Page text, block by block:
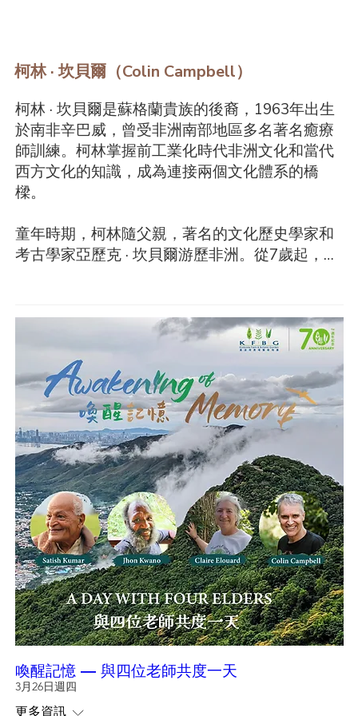
柯林 · 坎貝爾（Colin Campbell）
柯林 · 坎貝爾是蘇格蘭貴族的後裔，1963年出生
於南非辛巴威，曾受非洲南部地區多名著名癒療
師訓練。柯林掌握前工業化時代非洲文化和當代
西方文化的知識，成為連接兩個文化體系的橋
樑。
童年時期，柯林隨父親，著名的文化歷史學家和
考古學家亞歷克 · 坎貝爾游歷非洲。從7歲起，他
賦，因而收他為徒。透過嚴謹的儀式和訓練，柯
林體驗並融會了傳統非洲知識的遠古智慧，從而
深刻理解「萬物有靈」（animism）及其與自然世
界的密切關係。
憑藉對非洲文化、榮格心理學和當代藝術實踐的
深入認識，柯林發展出一套獨特而真實的個人哲
學，並將其應用於以荒野為本（wilderness-
based）的修習中。他的目標是幫助不同國界的
人重建與更廣闊自然世界之間的連結。
喚醒記憶 — 與四位老師共度一天
3月26日週四
更多資訊